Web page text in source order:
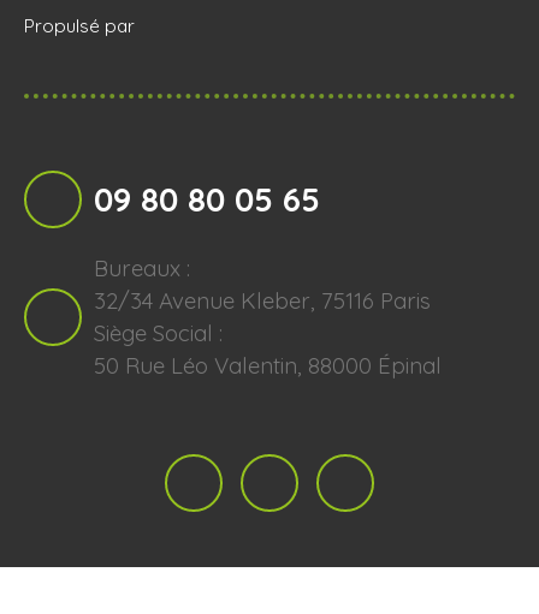
Propulsé par
09 80 80 05 65
Bureaux :
32/34 Avenue Kleber, 75116 Paris
Siège Social :
50 Rue Léo Valentin, 88000 Épinal